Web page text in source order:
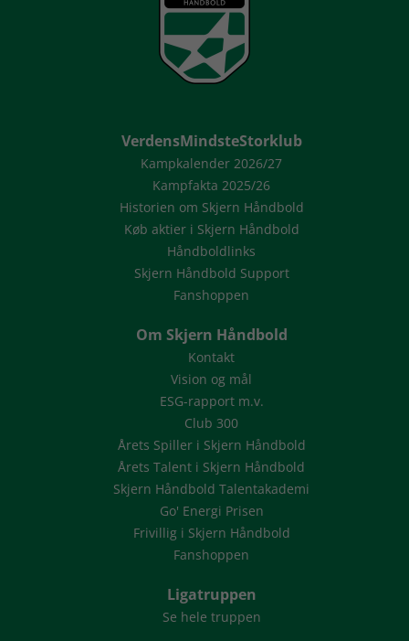
VerdensMindsteStorklub
Kampkalender 2026/27
Kampfakta 2025/26
Historien om Skjern Håndbold
Køb aktier i Skjern Håndbold
Håndboldlinks
Skjern Håndbold Support
Fanshoppen
Om Skjern Håndbold
Kontakt
Vision og mål
ESG-rapport m.v.
Club 300
Årets Spiller i Skjern Håndbold
Årets Talent i Skjern Håndbold
Skjern Håndbold Talentakademi
Go' Energi Prisen
Frivillig i Skjern Håndbold
Fanshoppen
Ligatruppen
Se hele truppen